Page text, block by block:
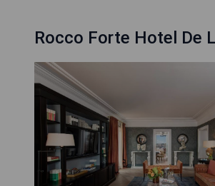
Rocco Forte Hotel De